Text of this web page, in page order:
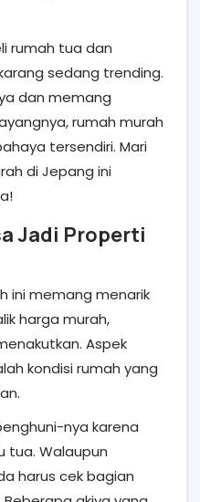
rumah tua dan
sedang trending.
dan memang
rumah murah
tersendiri. Mari
di Jepang ini
Jadi Properti
ini memang menarik
harga murah,
Aspek
kondisi rumah yang
nya karena
tua. Walaupun
harus cek bagian